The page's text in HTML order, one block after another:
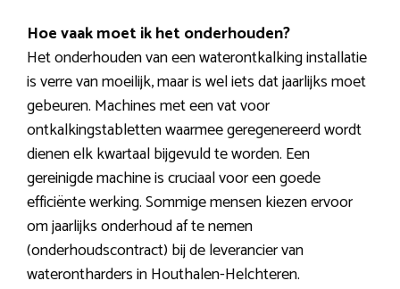
Hoe vaak moet ik het onderhouden?
Het onderhouden van een waterontkalking installatie
is verre van moeilijk, maar is wel iets dat jaarlijks moet
gebeuren. Machines met een vat voor
ontkalkingstabletten waarmee geregenereerd wordt
dienen elk kwartaal bijgevuld te worden. Een
gereinigde machine is cruciaal voor een goede
efficiënte werking. Sommige mensen kiezen ervoor
om jaarlijks onderhoud af te nemen
(onderhoudscontract) bij de leverancier van
waterontharders in Houthalen-Helchteren.